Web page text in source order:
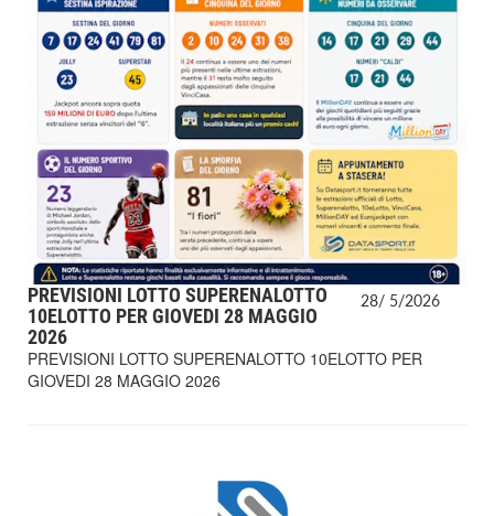
28/ 5/2026
PREVISIONI LOTTO SUPERENALOTTO
10ELOTTO PER GIOVEDI 28 MAGGIO
2026
PREVISIONI LOTTO SUPERENALOTTO 10ELOTTO PER
GIOVEDI 28 MAGGIO 2026